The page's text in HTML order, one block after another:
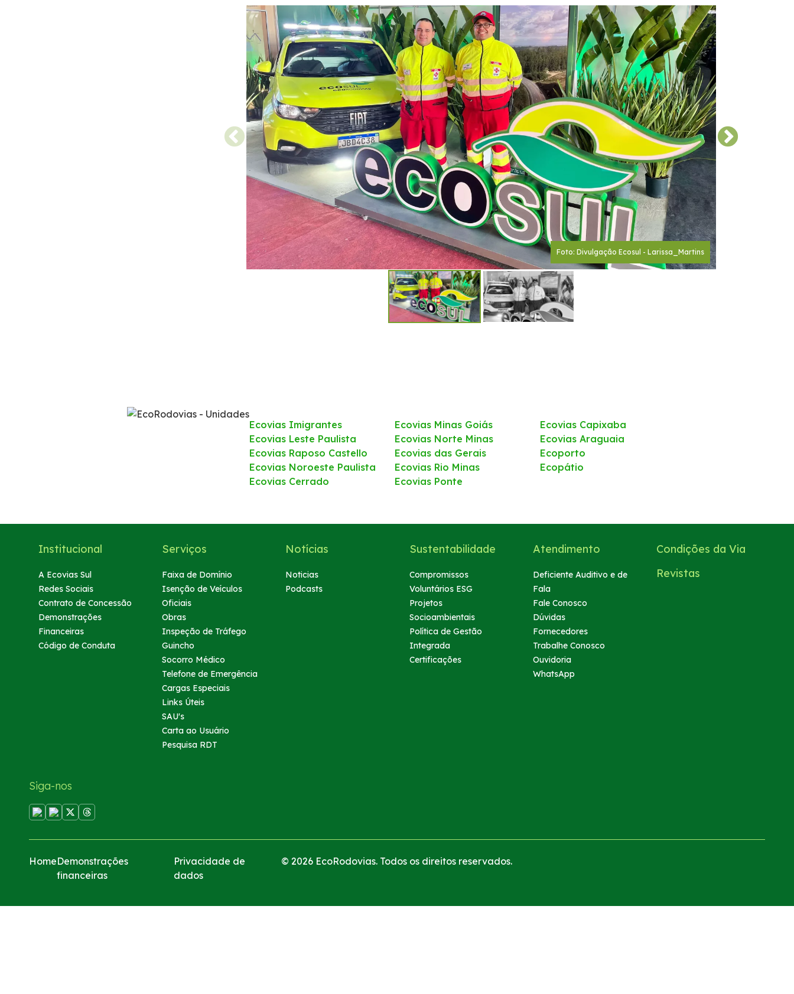
Foto: Divulgação Ecosul - Larissa_Martins
Ecovias Imigrantes
Ecovias Leste Paulista
Ecovias Raposo Castello
Ecovias Noroeste Paulista
Ecovias Cerrado
Ecovias Minas Goiás
Ecovias Norte Minas
Ecovias das Gerais
Ecovias Rio Minas
Ecovias Ponte
Ecovias Capixaba
Ecovias Araguaia
Ecoporto
Ecopátio
Institucional
A Ecovias Sul
Redes Sociais
Contrato de Concessão
Demonstrações
Financeiras
Código de Conduta
Serviços
Faixa de Domínio
Isenção de Veículos
Oficiais
Obras
Inspeção de Tráfego
Guincho
Socorro Médico
Telefone de Emergência
Cargas Especiais
Links Úteis
SAU's
Carta ao Usuário
Pesquisa RDT
Notícias
Noticias
Podcasts
Sustentabilidade
Compromissos
Voluntários ESG
Projetos
Socioambientais
Política de Gestão
Integrada
Certificações
Atendimento
Deficiente Auditivo e de
Fala
Fale Conosco
Dúvidas
Fornecedores
Trabalhe Conosco
Ouvidoria
WhatsApp
Condições da Via
Revistas
Siga-nos
HomeDemonstrações
financeiras
Privacidade de
dados
© 2026 EcoRodovias. Todos os direitos reservados.